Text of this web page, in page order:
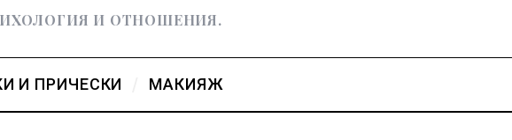
И ОТНОШЕНИЯ.
И ПРИЧЕСКИ МАКИЯЖ